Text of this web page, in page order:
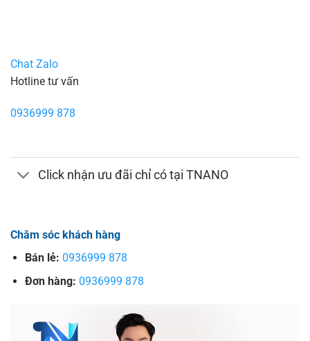
Chat Zalo
Hotline tư vấn
0936999 878
Click nhận ưu đãi chỉ có tại TNANO
Chăm sóc khách hàng
Bán lẻ: 0936999 878
Đơn hàng: 0936999 878